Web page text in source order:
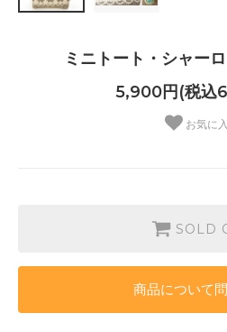
ミニトート・シャー
5,900円(税込
お気に
SOLD
商品について